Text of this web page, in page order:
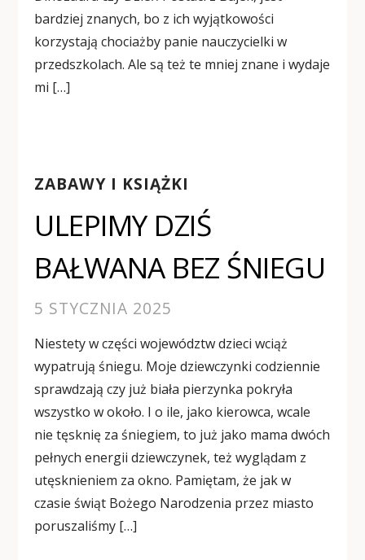
bardziej znanych, bo z ich wyjątkowości
korzystają chociażby panie nauczycielki w
przedszkolach. Ale są też te mniej znane i wydaje
mi […]
ZABAWY I KSIĄŻKI
ULEPIMY DZIŚ
BAŁWANA BEZ ŚNIEGU
5 STYCZNIA 2025
Niestety w części województw dzieci wciąż
wypatrują śniegu. Moje dziewczynki codziennie
sprawdzają czy już biała pierzynka pokryła
wszystko w około. I o ile, jako kierowca, wcale
nie tęsknię za śniegiem, to już jako mama dwóch
pełnych energii dziewczynek, też wyglądam z
utęsknieniem za okno. Pamiętam, że jak w
czasie świąt Bożego Narodzenia przez miasto
poruszaliśmy […]